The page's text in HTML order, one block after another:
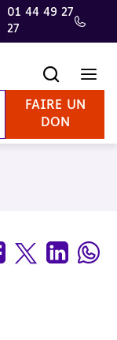
01 44 49 27
27
FAIRE UN
DON